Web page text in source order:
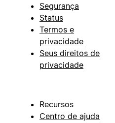
Segurança
Status
Termos e
privacidade
Seus direitos de
privacidade
Recursos
Centro de ajuda